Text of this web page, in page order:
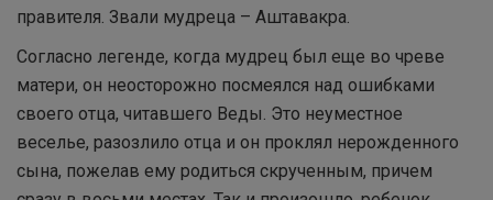
правителя. Звали мудреца – Аштавакра.
Согласно легенде, когда мудрец был еще во чреве
матери, он неосторожно посмеялся над ошибками
своего отца, читавшего Веды. Это неуместное
веселье, разозлило отца и он проклял нерожденного
сына, пожелав ему родиться скрученным, причем